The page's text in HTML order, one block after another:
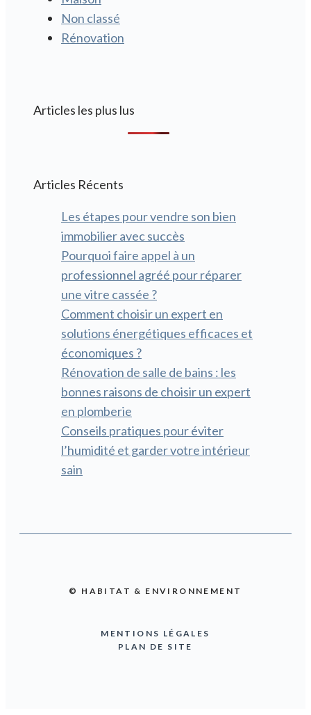
Non classé
Rénovation
Articles les plus lus
Articles Récents
Les étapes pour vendre son bien
immobilier avec succès
Pourquoi faire appel à un
professionnel agréé pour réparer
une vitre cassée ?
Comment choisir un expert en
solutions énergétiques efficaces et
économiques ?
Rénovation de salle de bains : les
bonnes raisons de choisir un expert
en plomberie
Conseils pratiques pour éviter
l’humidité et garder votre intérieur
sain
© HABITAT & ENVIRONNEMENT
MENTIONS LÉGALES
PLAN DE SITE